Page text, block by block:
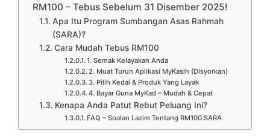
RM100 – Tebus Sebelum 31 Disember 2025!
Apa Itu Program Sumbangan Asas Rahmah
(SARA)?
Cara Mudah Tebus RM100
1. Semak Kelayakan Anda
2. Muat Turun Aplikasi MyKasih (Disyorkan)
3. Pilih Kedai & Produk Yang Layak
4. Bayar Guna MyKad – Mudah & Cepat
Kenapa Anda Patut Rebut Peluang Ini?
FAQ – Soalan Lazim Tentang RM100 SARA